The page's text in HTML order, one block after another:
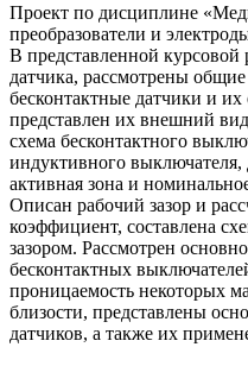
Проект по дисциплине
преобразователи и
В представленной курсовой
датчика, рассмотрены
бесконтактные датчики и
представлен их внешний
схема бесконтактного
индуктивного
активная зона и
Описан рабочий зазор и
коэффициент, составлена
зазором. Рассмотрен
бесконтактных
проницаемость некоторых
близости, представлены
датчиков, а также их